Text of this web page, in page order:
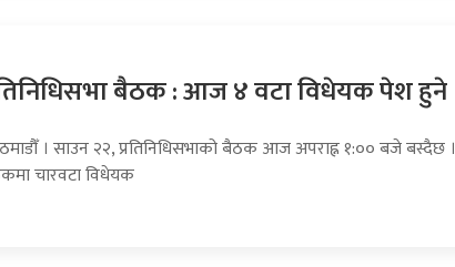
बैठक : आज ४ वटा विधेयक पेश हुने
। साउन २२, प्रतिनिधिसभाको बैठक आज अपराह्न १:०० बजे बस्दैछ ।
चारवटा विधेयक